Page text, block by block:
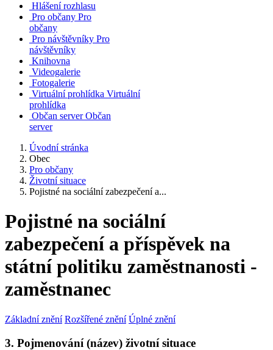
Hlášení rozhlasu
Pro občany Pro
občany
Pro návštěvníky Pro
návštěvníky
Knihovna
Videogalerie
Fotogalerie
Virtuální prohlídka Virtuální
prohlídka
Občan server Občan
server
Úvodní stránka
Obec
Pro občany
Životní situace
Pojistné na sociální zabezpečení a...
Pojistné na sociální
zabezpečení a příspěvek na
státní politiku zaměstnanosti -
zaměstnanec
Základní znění Rozšířené znění Úplné znění
3. Pojmenování (název) životní situace